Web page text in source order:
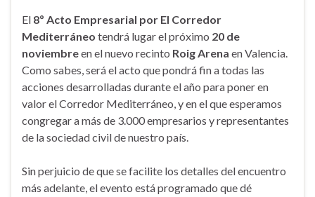
El 8º Acto Empresarial por El Corredor
Mediterráneo tendrá lugar el próximo 20 de
noviembreen el nuevo recinto Roig Arena en Valencia.
Como sabes, será el acto que pondrá fin a todas las
acciones desarrolladas durante el año para poner en
valor el Corredor Mediterráneo, y en el que esperamos
congregar a más de 3.000 empresarios y representantes
de la sociedad civil de nuestro país.
Sin perjuicio de que se facilite los detalles del encuentro
más adelante, el evento está programado que dé